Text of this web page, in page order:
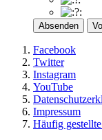
Absenden
Facebook
Twitter
Instagram
YouTube
Impressum
Häufig